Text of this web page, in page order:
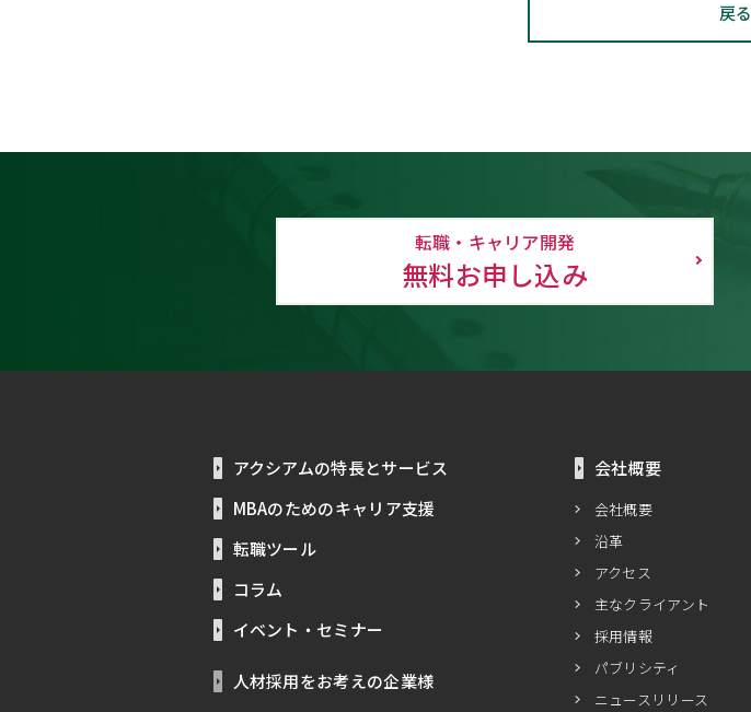
戻る
転職・キャリア開発
無料お申し込み
アクシアムの特長とサービス
MBAのためのキャリア支援
転職ツール
コラム
イベント・セミナー
人材採用をお考えの企業様
会社概要
会社概要
沿革
アクセス
主なクライアント
採用情報
パブリシティ
ニュースリリース